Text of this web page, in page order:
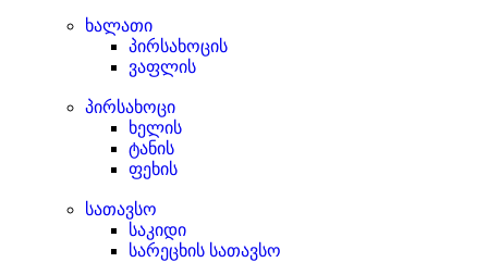
ხალათი
პირსახოცის
ვაფლის
პირსახოცი
ხელის
ტანის
ფეხის
სათავსო
საკიდი
სარეცხის სათავსო